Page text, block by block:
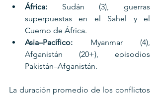
África: Sudán (3), guerras
superpuestas en el Sahel y el
Cuerno de África.
Asia–Pacífico: Myanmar (4),
Afganistán (20+), episodios
Pakistán–Afganistán.
La duración promedio de los conflictos